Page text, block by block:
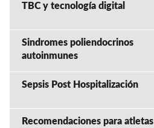
TBC y tecnología digital
Sindromes poliendocrinos
autoinmunes
Sepsis Post Hospitalización
Recomendaciones para atletas